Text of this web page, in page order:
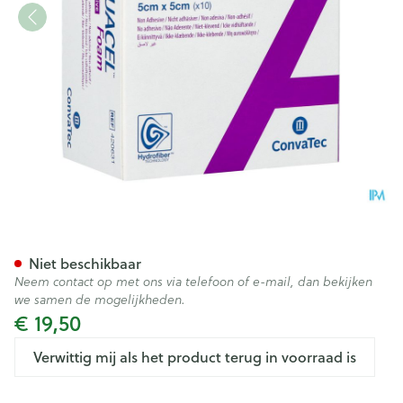
€ 19,50
Verwittig mij als het product terug in voorraad is
Niet beschikbaar
Neem contact op met ons via telefoon of e-mail, dan bekijken
we samen de mogelijkheden.